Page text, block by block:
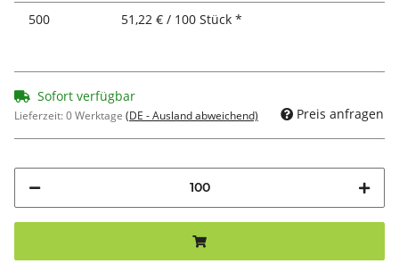
500 51,22 € / 100 Stück *
Sofort verfügbar
Lieferzeit:0 Werktage (DE - Ausland abweichend) Preis anfragen